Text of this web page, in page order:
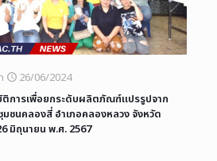
26/06/2024
ติการเพื่อยกระดับผลิตภัณฑ์แปรรูปจาก
ชนคลองสี่ อำเภอคลองหลวง จังหวัด
มิถุนายน พ.ศ. 2567